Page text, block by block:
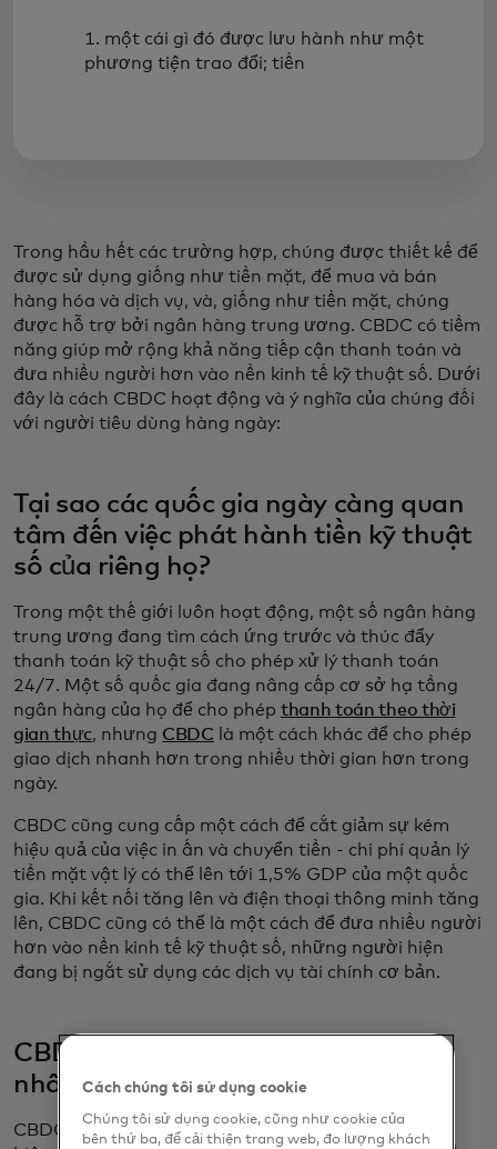
1. một cái gì đó được lưu hành như một
phương tiện trao đổi; tiền
Trong hầu hết các trường hợp, chúng được thiết kế để
được sử dụng giống như tiền mặt, để mua và bán
hàng hóa và dịch vụ, và, giống như tiền mặt, chúng
được hỗ trợ bởi ngân hàng trung ương. CBDC có tiềm
năng giúp mở rộng khả năng tiếp cận thanh toán và
đưa nhiều người hơn vào nền kinh tế kỹ thuật số. Dưới
đây là cách CBDC hoạt động và ý nghĩa của chúng đối
với người tiêu dùng hàng ngày:
Tại sao các quốc gia ngày càng quan
tâm đến việc phát hành tiền kỹ thuật
số của riêng họ?
Trong một thế giới luôn hoạt động, một số ngân hàng
trung ương đang tìm cách ứng trước và thúc đẩy
thanh toán kỹ thuật số cho phép xử lý thanh toán
24/7. Một số quốc gia đang nâng cấp cơ sở hạ tầng
ngân hàng của họ để cho phép thanh toán theo thời
gian thực, nhưng CBDC là một cách khác để cho phép
giao dịch nhanh hơn trong nhiều thời gian hơn trong
ngày.
CBDC cũng cung cấp một cách để cắt giảm sự kém
hiệu quả của việc in ấn và chuyển tiền - chi phí quản lý
tiền mặt vật lý có thể lên tới 1,5% GDP của một quốc
gia. Khi kết nối tăng lên và điện thoại thông minh tăng
lên, CBDC cũng có thể là một cách để đưa nhiều người
hơn vào nền kinh tế kỹ thuật số, những người hiện
đang bị ngắt sử dụng các dịch vụ tài chính cơ bản.
CBDC có giống như tiền điện tử tư
nhân không?
CBDC và các loại tiền điện tử tư nhân thường xuất
Cách chúng tôi sử dụng cookie
Chúng tôi sử dụng cookie, cũng như cookie của
bên thứ ba, để cải thiện trang web, đo lượng khách